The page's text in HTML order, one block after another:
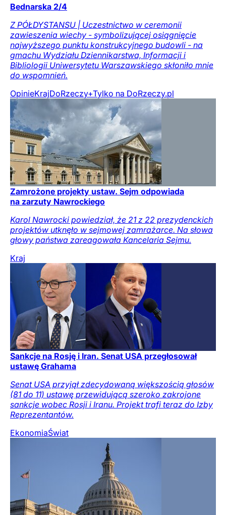
Bednarska 2/4
Z PÓŁDYSTANSU | Uczestnictwo w ceremonii
zawieszenia wiechy - symbolizującej osiągnięcie
najwyższego punktu konstrukcyjnego budowli - na
gmachu Wydziału Dziennikarstwa, Informacji i
Bibliologii Uniwersytetu Warszawskiego skłoniło mnie
do wspomnień.
OpinieKrajDoRzeczy+Tylko na DoRzeczy.pl
Zamrożone projekty ustaw. Sejm odpowiada
na zarzuty Nawrockiego
Karol Nawrocki powiedział, że 21 z 22 prezydenckich
projektów utknęło w sejmowej zamrażarce. Na słowa
głowy państwa zareagowała Kancelaria Sejmu.
Kraj
Sankcje na Rosję i Iran. Senat USA przegłosował
ustawę Grahama
Senat USA przyjął zdecydowaną większością głosów
(81 do 11) ustawę przewidującą szeroko zakrojone
sankcje wobec Rosji i Iranu. Projekt trafi teraz do Izby
Reprezentantów.
EkonomiaŚwiat